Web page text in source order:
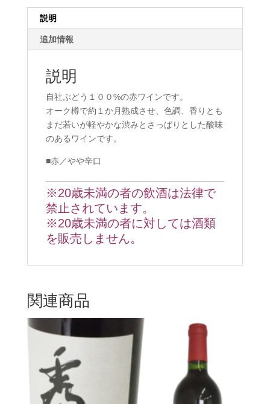
説明
追加情報
説明
自社ぶどう１００%の赤ワインです。
オーク樽で約１か月熟成させ、色調、香りとも
まだ若いが軽やかな渋みとさっぱりとした酸味
のあるワインです。
■赤／やや辛口
※20歳未満の者の飲酒は法律で
禁止されています。
※20歳未満の者に対しては酒類
を販売しません。
関連商品